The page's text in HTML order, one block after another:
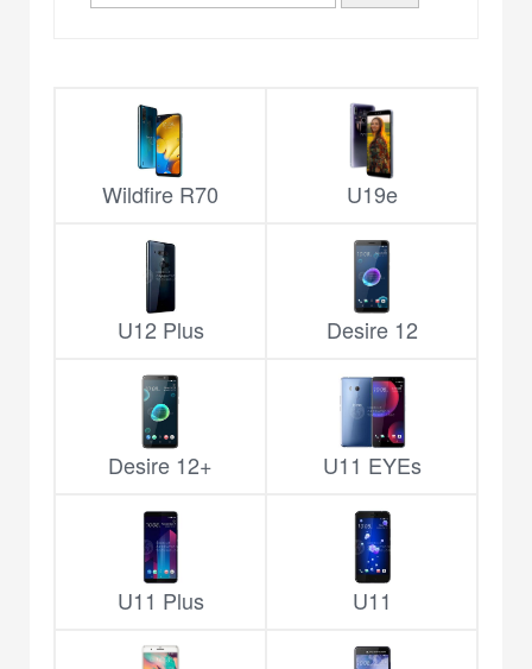
Wildfire R70 U19e
U12 Plus Desire 12
Desire 12+ U11 EYEs
U11 Plus U11